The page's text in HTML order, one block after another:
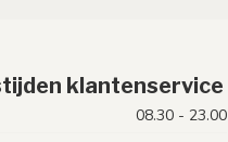
klantenservice
08.30 - 23.00